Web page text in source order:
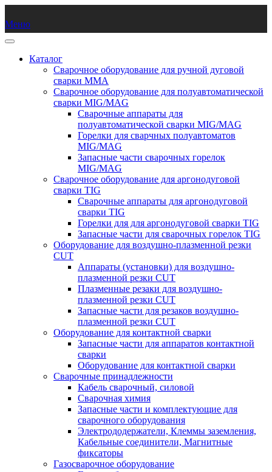
Меню
Каталог
Сварочное оборудование для ручной дуговой
сварки ММА
Сварочное оборудование для полуавтоматической
сварки MIG/MAG
Сварочные аппараты для
полуавтоматической сварки MIG/MAG
Горелки для сварчных полуавтоматов
MIG/MAG
Запасные части сварочных горелок
MIG/MAG
Сварочное оборудование для аргонодуговой
сварки TIG
Сварочные аппараты для аргонодуговой
сварки TIG
Горелки для для аргонодуговой сварки TIG
Запасные части для сварочных горелок TIG
Оборудование для воздушно-плазменной резки
CUT
Аппараты (установки) для воздушно-
плазменной резки CUT
Плазменные резаки для воздушно-
плазменной резки CUT
Запасные части для резаков воздушно-
плазменной резки CUT
Оборудование для контактной сварки
Запасные части для аппаратов контактной
сварки
Оборудование для контактной сварки
Сварочные принадлежности
Кабель сварочный, силовой
Сварочная химия
Запасные части и комплектующие для
сварочного оборудования
Электрододержатели, Клеммы заземления,
Кабельные соединители, Магнитные
фиксаторы
Газосварочное оборудование